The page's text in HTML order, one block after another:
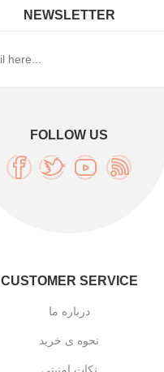
NEWSLETTER
FOLLOW US
CUSTOMER SERVICE
درباره ما
نحوه ی خرید